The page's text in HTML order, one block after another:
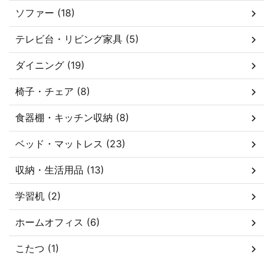
ソファー (18)
テレビ台・リビング家具 (5)
ダイニング (19)
椅子・チェア (8)
食器棚・キッチン収納 (8)
ベッド・マットレス (23)
収納・生活用品 (13)
学習机 (2)
ホームオフィス (6)
こたつ (1)